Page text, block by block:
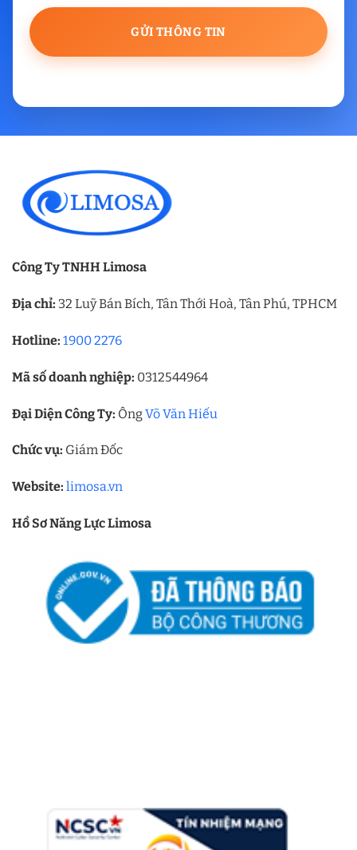
Công Ty TNHH Limosa
Địa chỉ: 32 Luỹ Bán Bích, Tân Thới Hoà, Tân Phú, TPHCM
Hotline: 1900 2276
Mã số doanh nghiệp: 0312544964
Đại Diện Công Ty: ÔngVõ Văn Hiếu
Chức vụ: Giám Đốc
Website: limosa.vn
Hồ Sơ Năng Lực Limosa